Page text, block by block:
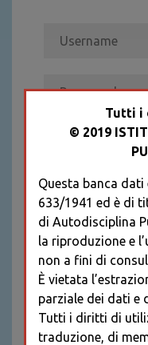
REGISTRATI
OBBLIGATORI
Tutti i
© 2019
Questa banca dati
633/1941 ed è di
di Autodisciplina
la riproduzione e
non a fini di
È vietata
parziale dei dati e
Tutti i diritti di
traduzione, di